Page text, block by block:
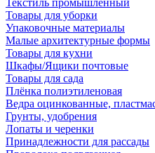
Текстиль промышленный
Товары для уборки
Упаковочные материалы
Малые архитектурные формы
Товары для кухни
Шкафы/Ящики почтовые
Товары для сада
Плёнка полиэтиленовая
Ведра оцинкованные,
Грунты, удобрения
Лопаты и черенки
Принадлежности для рассады